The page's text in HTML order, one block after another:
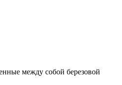
между собой березовой